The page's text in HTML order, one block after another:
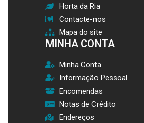
Horta da Ria
Contacte-nos
Mapa do site
MINHA CONTA
Minha Conta
Informação Pessoal
Encomendas
Notas de Crédito
Endereços